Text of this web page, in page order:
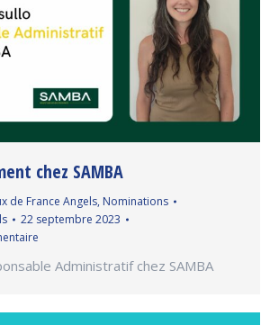
chez SAMBA
de France Angels, Nominations
22 septembre 2023
Administratif chez SAMBA